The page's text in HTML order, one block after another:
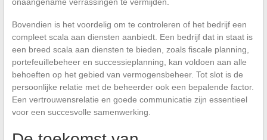
Bovendien is het voordelig om te controleren of het bedrijf een
compleet scala aan diensten aanbiedt. Een bedrijf dat in staat is
een breed scala aan diensten te bieden, zoals fiscale planning,
portefeuillebeheer en successieplanning, kan voldoen aan alle
behoeften op het gebied van vermogensbeheer. Tot slot is de
persoonlijke relatie met de beheerder ook een bepalende factor.
Een vertrouwensrelatie en goede communicatie zijn essentieel
voor een succesvolle samenwerking.